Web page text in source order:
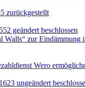
zurückgestellt
geändert beschlossen
zur
Wero
ungeändert